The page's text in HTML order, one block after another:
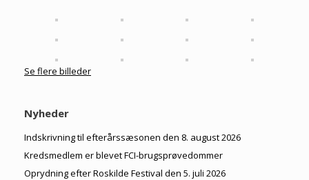
Se flere billeder
Nyheder
Indskrivning til efterårssæsonen den 8. august 2026
Kredsmedlem er blevet FCI-brugsprøvedommer
Oprydning efter Roskilde Festival den 5. juli 2026